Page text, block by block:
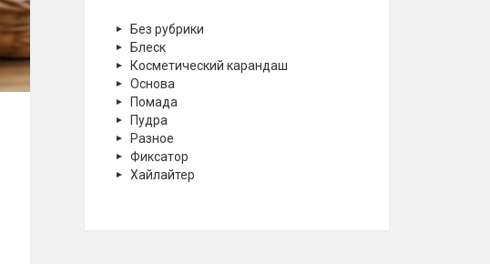
Без рубрики
Блеск
Косметический карандаш
Основа
Помада
Пудра
Разное
Фиксатор
Хайлайтер